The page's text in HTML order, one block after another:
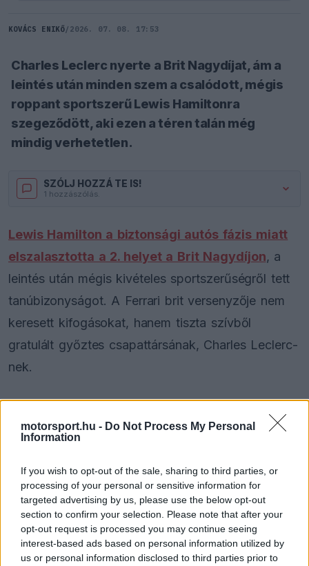
motorsport.hu - Do Not Process My Personal
Information
If you wish to opt-out of the sale, sharing to third parties, or
processing of your personal or sensitive information for
targeted advertising by us, please use the below opt-out
section to confirm your selection. Please note that after your
opt-out request is processed you may continue seeing
interest-based ads based on personal information utilized by
us or personal information disclosed to third parties prior to
KOVÁCS ENIKŐ/ 2026. 07. 08. 17:53
Charles Leclerc nyerte a Brit Nagydíjat, ám a
leintés után minden szem a csalódott, mégis
roppant sportszerű Lewis Hamiltonra
szegeződött, aki ezen a téren talán még
mindig verhetetlen.
SZÓLJ HOZZÁ TE IS!
1 hozzászólás.
Lewis Hamilton a biztonsági autós fázis miatt
elszalasztotta a 2. helyet a Brit Nagydíjon, a
leintés után mégis kivételes sportszerűségről tett
tanúbizonyságot. A Ferrari brit versenyzője nem
keresett kifogásokat, hanem tiszta szívből
gratulált győztes csapattársának, Charles Leclerc-
nek.
A silverstone-i futam hajrája komoly vitákat váltott
ki.Max Verstappen balesetemiatt ugyanis a
szoftverhiba miatt a tervezettnél tovább maradt
bent, így elmaradt az utolsó körös száguldás.
Hamilton a korlátozás alatt hajtott a bokszutcába
friss gumikért, amivel pozíciót veszített George
Russell-lel szemben, így végül a harmadik helyen